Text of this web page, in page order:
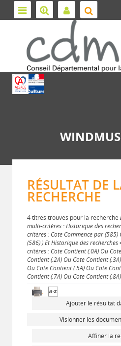
RÉSULTAT DE
RECHERCHE
4 titres trouvés pour la recherche
multi-critères : Historique des
critères : Cote Commence par (585)
(586) ) Et Historique des recherches
critères : Cote Contient (.0A) Ou
Contient (.2A) Ou Cote Contient
Ou Cote Contient (.5A) Ou Cote
Contient (.7A) Ou Cote Contient
Ajouter le résultat
Visionner les
Affiner la